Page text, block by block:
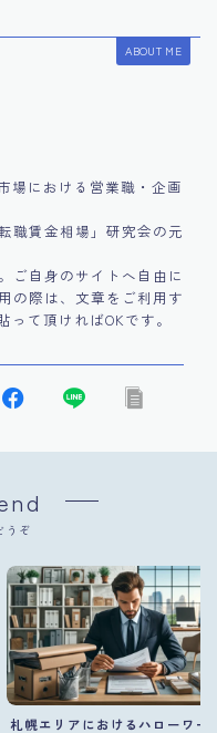
ABOUT ME
場における営業職・企画
職賃金相場」研究会の元
ご自身のサイトへ自由に
の際は、文章をご利用す
て頂ければOKです。
うぞ
札幌エリアにおけるハローワー